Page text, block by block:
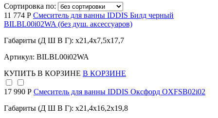
Сортировка по:
11 774 Р Смеситель для ванны IDDIS Билд черный
BILBL00i02WA (без душ. аксессуаров)
Габариты (Д Ш В Г): x21,4x7,5x17,7
Артикул: BILBL00i02WA
КУПИТЬ В КОРЗИНЕ В КОРЗИНЕ
17 990 Р Смеситель для ванны IDDIS Оксфорд OXFSB02i02
Габариты (Д Ш В Г): x21,4x16,2x19,8